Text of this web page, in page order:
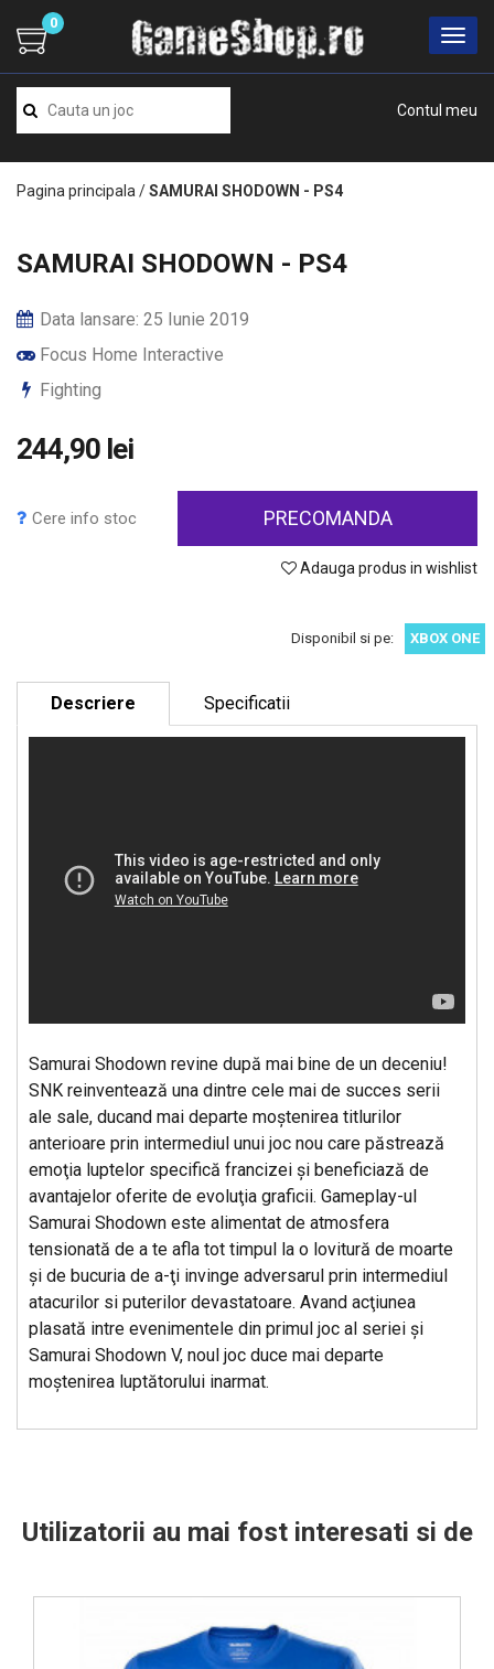
Contul meu
0
Pagina principala /SAMURAI SHODOWN - PS4
SAMURAI SHODOWN - PS4
Data lansare: 25 Iunie 2019
Focus Home Interactive
Fighting
244,90 lei
Cere info stoc PRECOMANDA
Adauga produs in wishlist
Disponibil si pe: XBOX ONE
Descriere Specificatii
Samurai Shodown revine după mai bine de un deceniu!
SNK reinventează una dintre cele mai de succes serii
ale sale, ducand mai departe moştenirea titlurilor
anterioare prin intermediul unui joc nou care păstrează
emoţia luptelor specifică francizei şi beneficiază de
avantajelor oferite de evoluţia graficii. Gameplay-ul
Samurai Shodown este alimentat de atmosfera
tensionată de a te afla tot timpul la o lovitură de moarte
şi de bucuria de a-ţi invinge adversarul prin intermediul
atacurilor si puterilor devastatoare. Avand acţiunea
plasată intre evenimentele din primul joc al seriei şi
Samurai Shodown V, noul joc duce mai departe
moştenirea luptătorului inarmat.
Utilizatorii au mai fost interesati si de